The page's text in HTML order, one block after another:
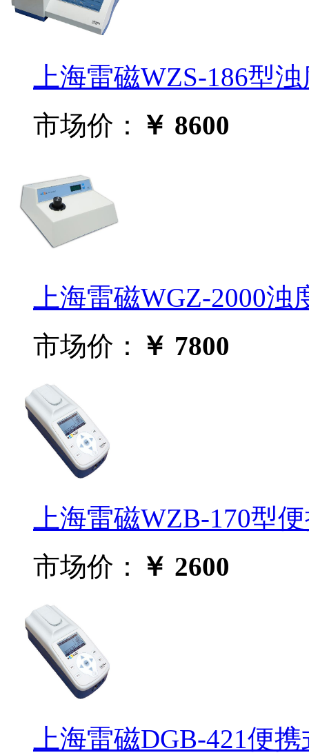
上海雷磁WZS-186型
市场价：
￥ 8600
上海雷磁WGZ-2000浊
市场价：
￥ 7800
上海雷磁WZB-170型
市场价：
￥ 2600
上海雷磁DGB-421便